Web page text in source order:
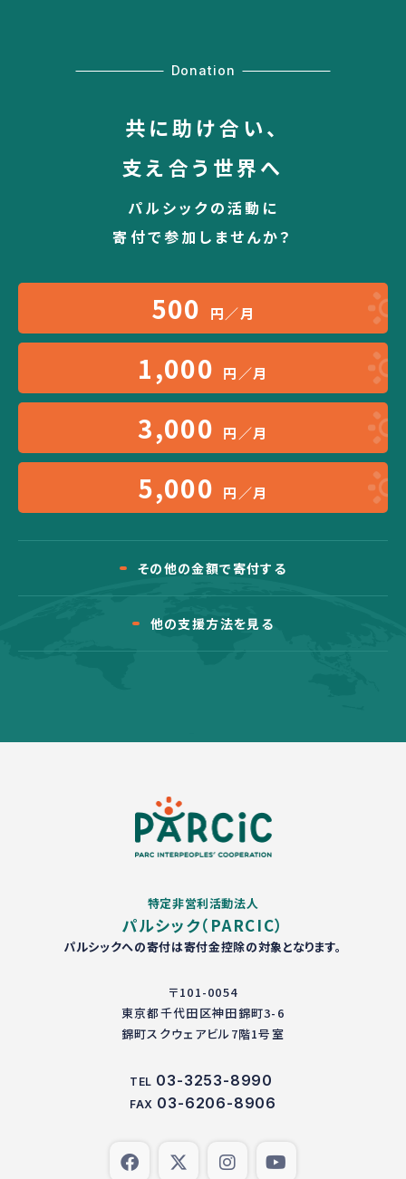
Donation
共に助け合い、
支え合う世界へ
パルシックの活動に
寄付で参加しませんか？
500 円／月
1,000 円／月
3,000 円／月
5,000 円／月
その他の金額で寄付する
他の支援方法を見る
特定非営利活動法人
パルシック（PARCIC）
パルシックへの寄付は寄付金控除の対象となります。
〒101-0054
東京都千代田区神田錦町3-6
錦町スクウェアビル7階1号室
TEL 03-3253-8990
FAX 03-6206-8906